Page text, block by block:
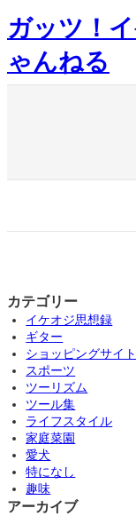
容
ス
キ
ガッツ！
ゃんねる
カテゴリー
イケオジ思想録
ギター
ショッピングサイト
スポーツ
ツーリズム
ツール集
ライフスタイル
家庭菜園
愛犬
特になし
趣味
アーカイブ